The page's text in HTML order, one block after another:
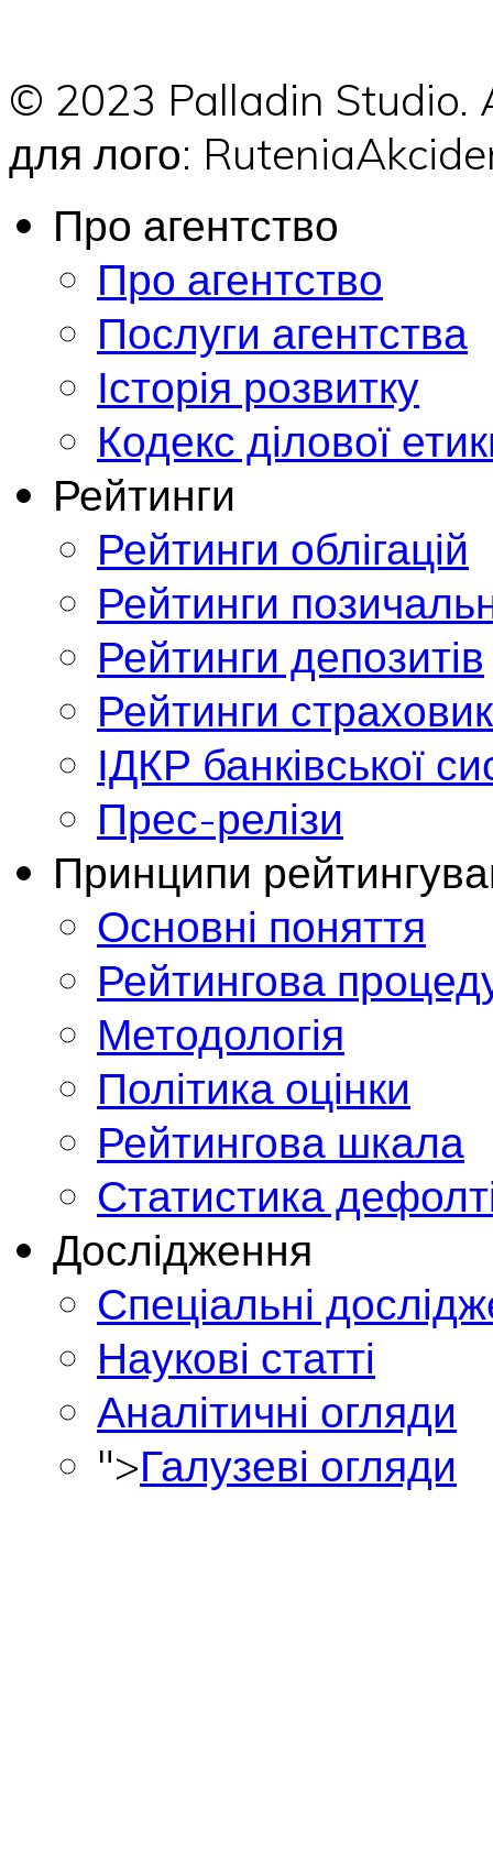
© 2023 Palladin
для лого:
Про агентство
Про агентство
Послуги агентства
Історія розвитку
Кодекс ділової
Рейтинги
Рейтинги облігацій
Рейтинги
Рейтинги депозитів
Рейтинги
ІДКР банківської
Прес-релізи
Принципи
Основні поняття
Рейтингова
Методологія
Політика оцінки
Рейтингова шкала
Статистика
Дослідження
Спеціальні
Наукові статті
Аналітичні огляди
">Галузеві огляди